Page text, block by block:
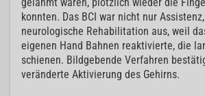
gelähmt waren, plötzlich wieder die
konnten. Das BCI war nicht nur
neurologische Rehabilitation aus, weil
eigenen Hand Bahnen reaktivierte, die
schienen. Bildgebende Verfahren
veränderte Aktivierung des Gehirns.